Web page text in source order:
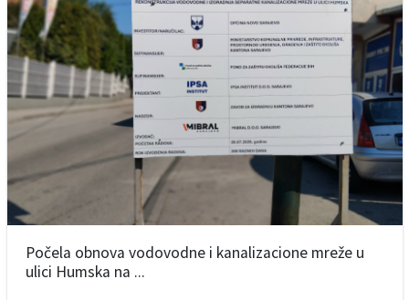
Počela obnova vodovodne i kanalizacione mreže u
ulici Humska na ...